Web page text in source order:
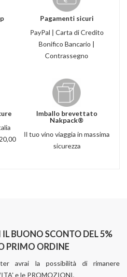
Pagamenti sicuri
PayPal | Carta di Credito
Bonifico Bancario |
Contrassegno
Imballo brevettato
Nakpack®
Il tuo vino viaggia in massima
sicurezza
BUONO SCONTO DEL 5%
PRIMO ORDINE
avrai la possibilità di rimanere
e le PROMOZIONI.